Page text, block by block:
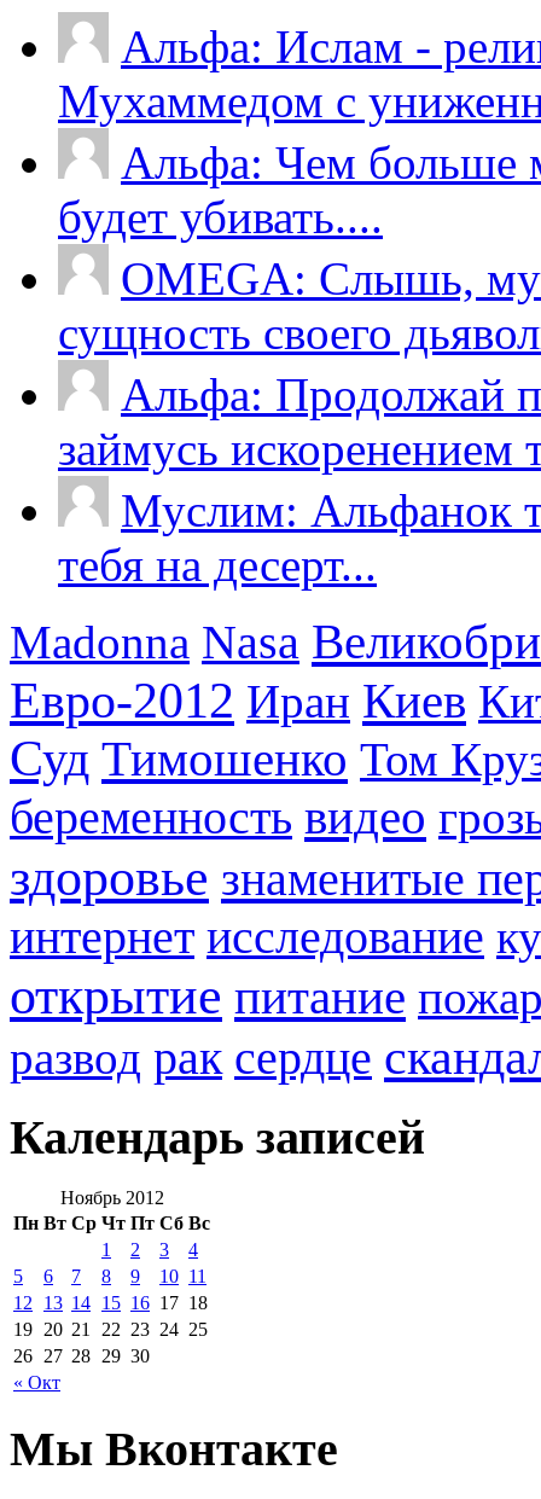
Альфа: Ислам -
Мухаммедом с
Альфа: Чем больше
будет убивать....
OMEGA: Слышь,
сущность своего
Альфа: Продолжай
займусь искоренением
Муслим: Альфанок
тебя на десерт...
Madonna Nasa
Евро-2012 Иран Киев
Суд Тимошенко Том
беременность видео
здоровье знаменитые
интернет исследование
открытие питание
развод рак сердце
Календарь записей
Ноябрь 2012
Пн Вт Ср Чт Пт Сб Вс
« Окт
1 2 3
4
5
6 7 8 9 10 11
12 13 14 15 16 17 18
19 20 21 22 23 24 25
26 27 28 29 30
Мы Вконтакте